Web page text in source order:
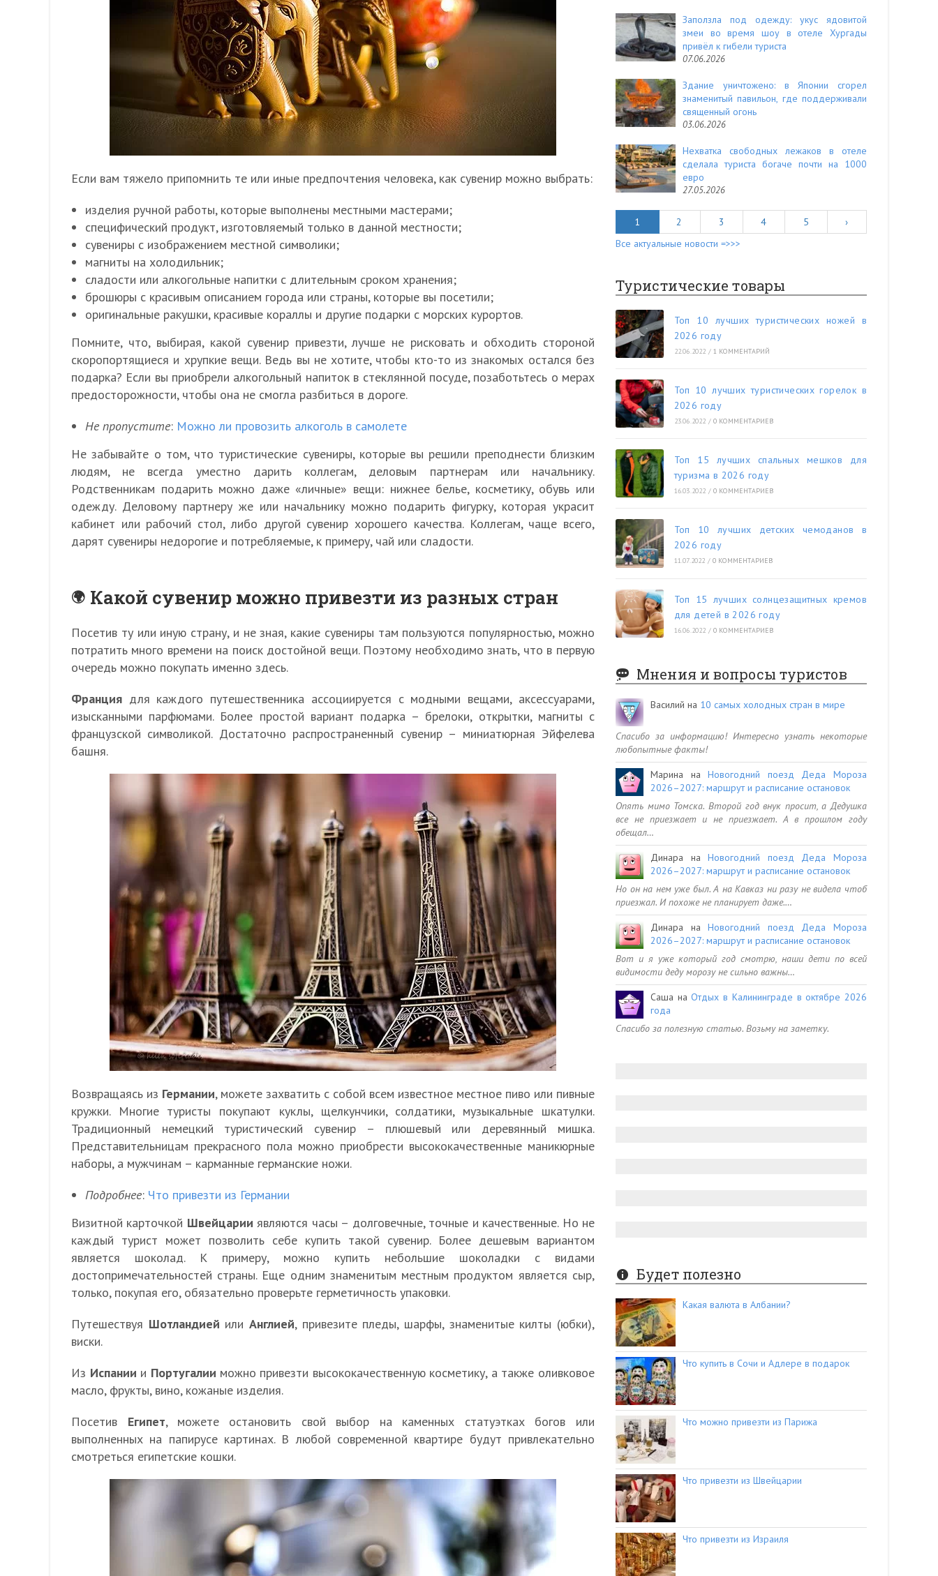
Если вам тяжело припомнить те или иные предпочтения человека, как сувенир можно выбрать:
изделия ручной работы, которые выполнены местными мастерами;
специфический продукт, изготовляемый только в данной местности;
сувениры с изображением местной символики;
магниты на холодильник;
сладости или алкогольные напитки с длительным сроком хранения;
брошюры с красивым описанием города или страны, которые вы посетили;
оригинальные ракушки, красивые кораллы и другие подарки с морских курортов.
Помните, что, выбирая, какой сувенир привезти, лучше не рисковать и обходить стороной
скоропортящиеся и хрупкие вещи. Ведь вы не хотите, чтобы кто-то из знакомых остался без
подарка? Если вы приобрели алкогольный напиток в стеклянной посуде, позаботьтесь о мерах
предосторожности, чтобы она не смогла разбиться в дороге.
Не пропустите: Можно ли провозить алкоголь в самолете
Не забывайте о том, что туристические сувениры, которые вы решили преподнести близким
людям, не всегда уместно дарить коллегам, деловым партнерам или начальнику.
Родственникам подарить можно даже «личные» вещи: нижнее белье, косметику, обувь или
одежду. Деловому партнеру же или начальнику можно подарить фигурку, которая украсит
кабинет или рабочий стол, либо другой сувенир хорошего качества. Коллегам, чаще всего,
дарят сувениры недорогие и потребляемые, к примеру, чай или сладости.
Какой сувенир можно привезти из разных стран
Посетив ту или иную страну, и не зная, какие сувениры там пользуются популярностью, можно
потратить много времени на поиск достойной вещи. Поэтому необходимо знать, что в первую
очередь можно покупать именно здесь.
Франция для каждого путешественника ассоциируется с модными вещами, аксессуарами,
изысканными парфюмами. Более простой вариант подарка – брелоки, открытки, магниты с
французской символикой. Достаточно распространенный сувенир – миниатюрная Эйфелева
башня.
Возвращаясь из Германии, можете захватить с собой всем известное местное пиво или пивные
кружки. Многие туристы покупают куклы, щелкунчики, солдатики, музыкальные шкатулки.
Традиционный немецкий туристический сувенир – плюшевый или деревянный мишка.
Представительницам прекрасного пола можно приобрести высококачественные маникюрные
наборы, а мужчинам – карманные германские ножи.
Подробнее: Что привезти из Германии
Визитной карточкой Швейцарии являются часы – долговечные, точные и качественные. Но не
каждый турист может позволить себе купить такой сувенир. Более дешевым вариантом
является шоколад. К примеру, можно купить небольшие шоколадки с видами
достопримечательностей страны. Еще одним знаменитым местным продуктом является сыр,
только, покупая его, обязательно проверьте герметичность упаковки.
Путешествуя Шотландией илиАнглией, привезите пледы, шарфы, знаменитые килты (юбки),
виски.
Из Испании и Португалии можно привезти высококачественную косметику, а также оливковое
масло, фрукты, вино, кожаные изделия.
Посетив Египет, можете остановить свой выбор на каменных статуэтках богов или
выполненных на папирусе картинах. В любой современной квартире будут привлекательно
смотреться египетские кошки.
Заползла под одежду: укус ядовитой
змеи во время шоу в отеле Хургады
привёл к гибели туриста
07.06.2026
Здание уничтожено: в Японии сгорел
знаменитый павильон, где поддерживали
священный огонь
03.06.2026
Нехватка свободных лежаков в отеле
сделала туриста богаче почти на 1000
евро
27.05.2026
1 2 3 4 5
›
Все актуальные новости =>>>
Туристические товары
Топ 10 лучших туристических ножей в
2026 году
22.06.2022 / 1 КОММЕНТАРИЙ
Топ 10 лучших туристических горелок в
2026 году
23.06.2022 / 0 КОММЕНТАРИЕВ
Топ 15 лучших спальных мешков для
туризма в 2026 году
16.03.2022 / 0 КОММЕНТАРИЕВ
Топ 10 лучших детских чемоданов в
2026 году
11.07.2022 / 0 КОММЕНТАРИЕВ
Топ 15 лучших солнцезащитных кремов
для детей в 2026 году
16.06.2022 / 0 КОММЕНТАРИЕВ
Мнения и вопросы туристов
Василий на 10 самых холодных стран в мире
Спасибо за информацию! Интересно узнать некоторые
любопытные факты!
Марина наНовогодний поезд Деда Мороза
2026–2027: маршрут и расписание остановок
Опять мимо Томска. Второй год внук просит, а Дедушка
все не приезжает и не приезжает. А в прошлом году
обещал…
Динара наНовогодний поезд Деда Мороза
2026–2027: маршрут и расписание остановок
Но он на нем уже был. А на Кавказ ни разу не видела чтоб
приезжал. И похоже не планирует даже.…
Динара наНовогодний поезд Деда Мороза
2026–2027: маршрут и расписание остановок
Вот и я уже который год смотрю, наши дети по всей
видимости деду морозу не сильно важны…
Саша наОтдых в Калининграде в октябре 2026
года
Спасибо за полезную статью. Возьму на заметку.
Будет полезно
Какая валюта в Албании?
Что купить в Сочи и Адлере в подарок
Что можно привезти из Парижа
Что привезти из Швейцарии
Что привезти из Израиля